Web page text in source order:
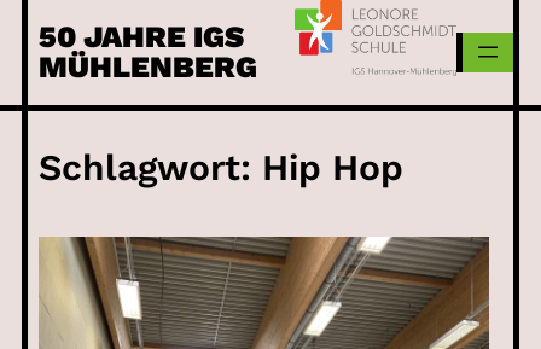
50 JAHRE IGS
MÜHLENBERG
Schlagwort: Hip Hop